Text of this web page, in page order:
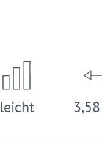
leicht